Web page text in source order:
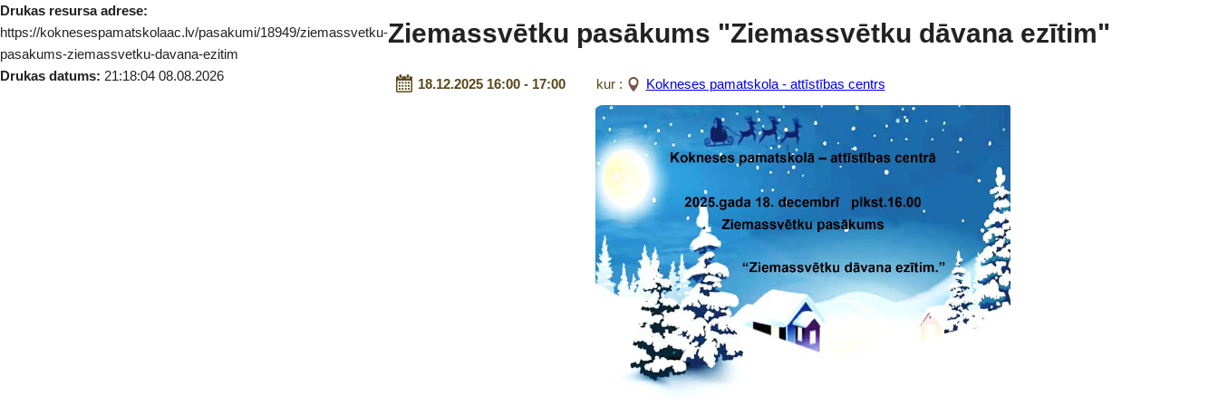
Drukas resursa adrese:
https://koknesespamatskolaac.lv/pasakumi/18949/ziemassvetku-
pasakums-ziemassvetku-davana-ezitim
Drukas datums: 21:18:04 08.08.2026
Ziemassvētku pasākums "Ziemassvētku dāvana ezītim"
18.12.2025 16:00 - 17:00 kur : Kokneses pamatskola - attīstības centrs